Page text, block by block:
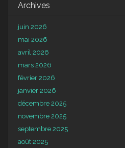
Archives
juin 2026
mai 2026
avril 2026
mars 2026
février 2026
janvier 2026
décembre 2025
novembre 2025
septembre 2025
août 2025